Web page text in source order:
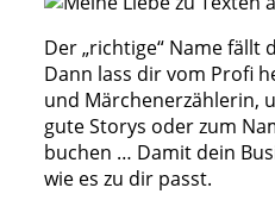
Der „richtige“ Name
Dann lass dir vom Profi
und Märchenerzählerin,
gute Storys oder zum
buchen … Damit dein
wie es zu dir passt.